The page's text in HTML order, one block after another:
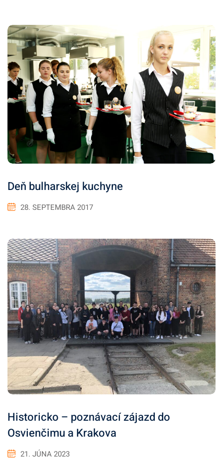
Deň bulharskej kuchyne
28. SEPTEMBRA 2017
Historicko – poznávací zájazd do
Osvienčimu a Krakova
21. JÚNA 2023